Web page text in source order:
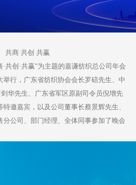
共商 共创 共赢
·共创·共赢”为主题的嘉谦纺织总公司年会
举行，广东省纺织协会会长罗碚先生、中
华先生、广东省军区原副司令员倪增先
邀嘉宾，以及公司董事长蔡景辉先生、
分公司、部门经理、全体同事参加了晚会